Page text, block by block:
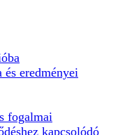
és eredményei
fogalmai
kapcsolódó